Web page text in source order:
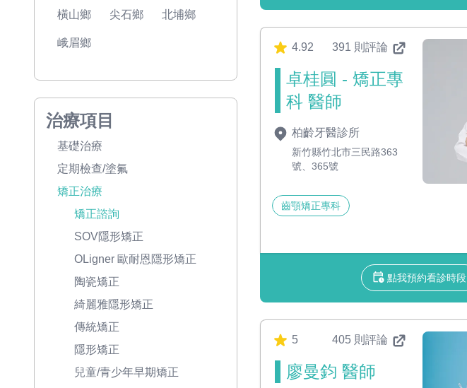
橫山鄉 尖石鄉 北埔鄉
峨眉鄉
治療項目
基礎治療
定期檢查/塗氟
矯正治療
矯正諮詢
SOV隱形矯正
OLigner 歐耐恩隱形矯正
陶瓷矯正
綺麗雅隱形矯正
傳統矯正
隱形矯正
兒童/青少年早期矯正
4.92 391 則評論
卓桂圓 - 矯正專
科 醫師
柏齡牙醫診所
新竹縣竹北市三民路363
號、365號
齒顎矯正專科
點我預約看診時段
5 405 則評論
廖曼鈞 醫師